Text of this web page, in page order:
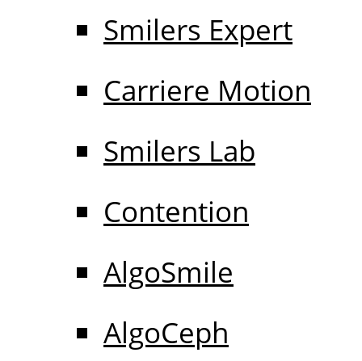
Smilers Expert
Carriere Motion
Smilers Lab
Contention
AlgoSmile
AlgoCeph